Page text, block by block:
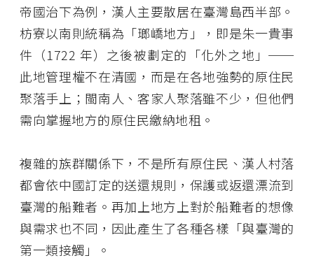
帝國治下為例，漢人主要散居在臺灣島西半部。
枋寮以南則統稱為「瑯嶠地方」，即是朱一貴事
件（1722 年）之後被劃定的「化外之地」──
此地管理權不在清國，而是在各地強勢的原住民
聚落手上；閩南人、客家人聚落雖不少，但他們
需向掌握地方的原住民繳納地租。
複雜的族群關係下，不是所有原住民、漢人村落
都會依中國訂定的送還規則，保護或返還漂流到
臺灣的船難者。再加上地方上對於船難者的想像
與需求也不同，因此產生了各種各樣「與臺灣的
第一類接觸」。